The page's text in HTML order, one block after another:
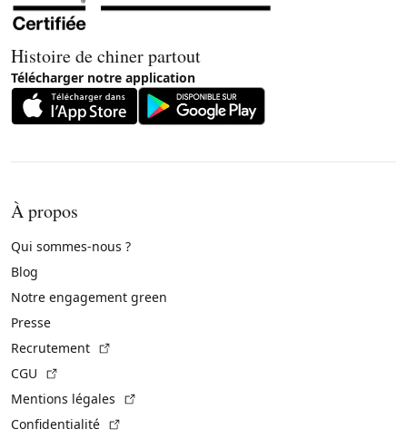
Histoire de chiner partout
Télécharger notre application
À propos
Qui sommes-nous ?
Blog
Notre engagement green
Presse
Recrutement
CGU
Mentions légales
Confidentialité